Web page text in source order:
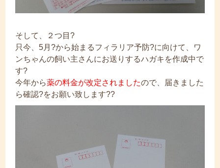
そして、２つ目?
只今、5月?から始まるフィラリア予防?に向けて、ワ
ンちゃんの飼い主さんにお送りするハガキを作成中で
す?
今年から薬の料金が改定されましたので、届きました
ら確認?をお願い致します??